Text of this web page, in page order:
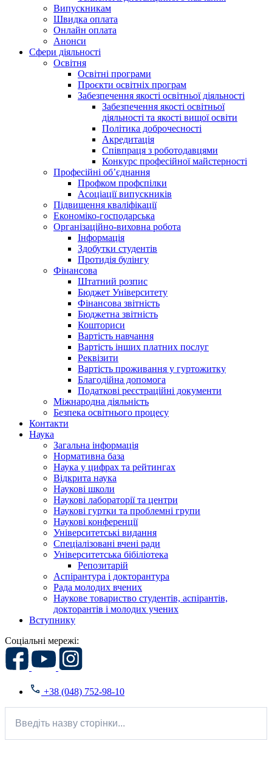
Випускникам
Швидка оплата
Онлайн оплата
Анонси
Сфери діяльності
Освітня
Освітні програми
Проєкти освітніх програм
Забезпечення якості освітньої діяльності
Забезпечення якості освітньої
діяльності та якості вищої освіти
Політика доброчесності
Акредитація
Співпраця з роботодавцями
Конкурс професійної майстерності
Професійні об’єднання
Профком профспілки
Асоціації випускників
Підвищення кваліфікації
Економіко-господарська
Організаційно-виховна робота
Інформація
Здобутки студентів
Протидія булінгу
Фінансова
Штатний розпис
Бюджет Університету
Фінансова звітність
Бюджетна звітність
Кошториси
Вартість навчання
Вартість інших платних послуг
Реквізити
Вартість проживання у гуртожитку
Благодійна допомога
Податкові реєстраційні документи
Міжнародна діяльність
Безпека освітнього процесу
Контакти
Наука
Загальна інформація
Нормативна база
Наука у цифрах та рейтингах
Відкрита наука
Наукові школи
Наукові лабораторії та центри
Наукові гуртки та проблемні групи
Наукові конференції
Університетські видання
Спеціалізовані вчені ради
Університетська бібіліотека
Репозитарій
Аспірантура і докторантура
Рада молодих вчених
Наукове товариство студентів, аспірантів,
докторантів і молодих учених
Вступнику
Соціальні мережі:
+38 (048) 752-98-10